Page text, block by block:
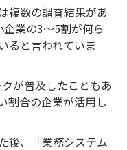
複数の調査結果があ
業の3～5割が何ら
ると言われていま
が普及したこともあ
割合の企業が活用し
後、「業務システム